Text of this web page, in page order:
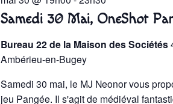
Samedi 30 Mai, OneShot
Bureau 22 de la Maison des Sociétés
Ambérieu-en-Bugey
Samedi 30 mai, le MJ Neonor vous
jeu Pangée. Il s'agit de médiéval